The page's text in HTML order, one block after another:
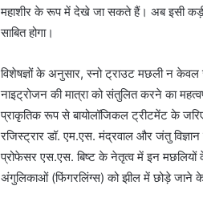
महाशीर के रूप में देखे जा सकते हैं। अब इसी कड़ी
साबित होगा।
विशेषज्ञों के अनुसार, स्नो ट्राउट मछली न केवल
नाइट्रोजन की मात्रा को संतुलित करने का
प्राकृतिक रूप से बायोलॉजिकल ट्रीटमेंट के जरिए
रजिस्ट्रार डॉ. एम.एस. मंद्रवाल और जंतु विज्ञान
प्रोफेसर एस.एस. बिष्ट के नेतृत्व में इन
अंगुलिकाओं (फिंगरलिंग्स) को झील में छोड़े जाने के